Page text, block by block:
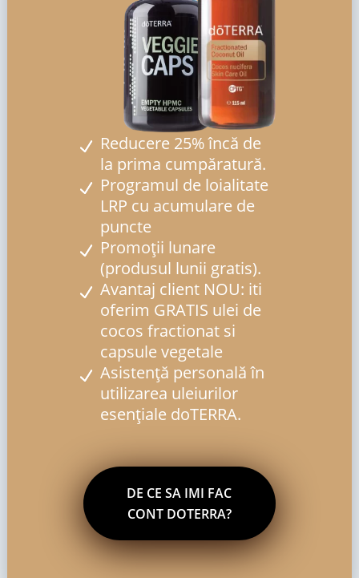
Reducere 25% încă de
la prima cumpăratură.
Programul de loialitate
LRP cu acumulare de
puncte
Promoții lunare
(produsul lunii gratis).
Avantaj client NOU: iti
oferim GRATIS ulei de
cocos fractionat si
capsule vegetale
Asistență personală în
utilizarea uleiurilor
esențiale doTERRA.
DE CE SA IMI FAC
CONT DOTERRA?